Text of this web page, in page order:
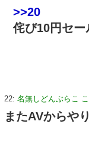
>>20
侘び10円セー
22: 名無しどんぶらこ
またAVからや